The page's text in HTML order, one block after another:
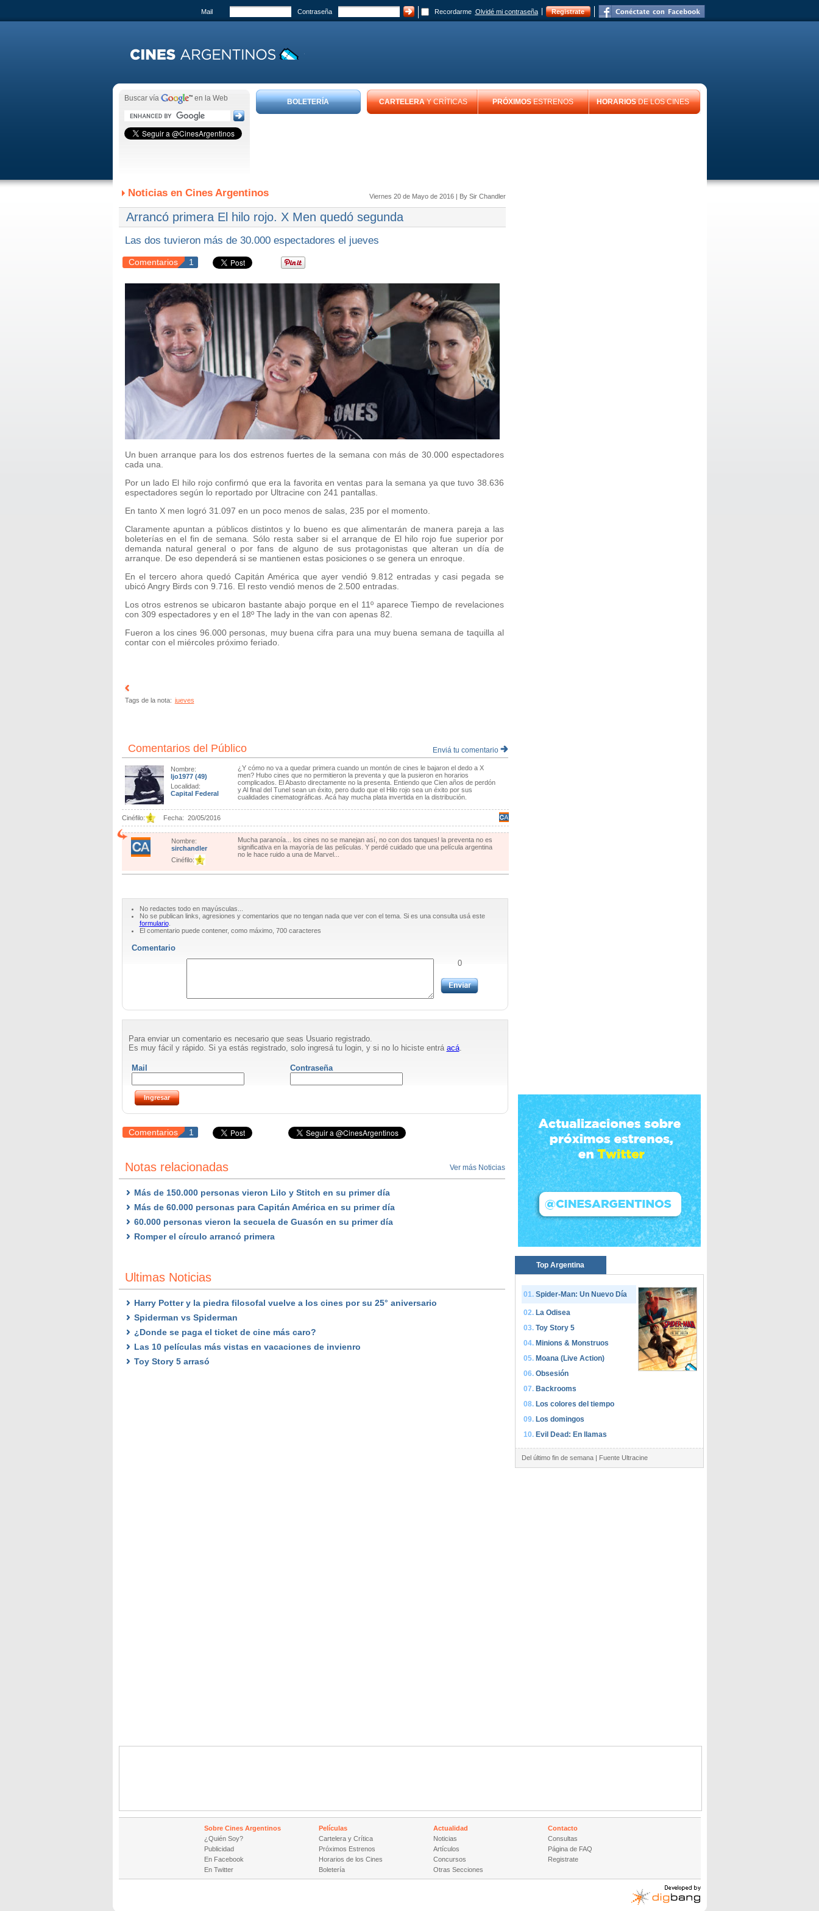
Mail Contraseña Recordarme Olvidé mi contraseña Registrate
Buscar vía en la Web BOLETERÍA CARTELERAY CRÍTICAS PRÓXIMOSESTRENOS HORARIOSDE LOS CINES
Viernes 20 de Mayo de 2016 | By Sir Chandler
Noticias en Cines Argentinos
Arrancó primera El hilo rojo. X Men quedó segunda
Las dos tuvieron más de 30.000 espectadores el jueves
Comentarios 1
Un buen arranque para los dos estrenos fuertes de la semana con más de 30.000 espectadores
cada una.
Por un lado El hilo rojo confirmó que era la favorita en ventas para la semana ya que tuvo 38.636
espectadores según lo reportado por Ultracine con 241 pantallas.
En tanto X men logró 31.097 en un poco menos de salas, 235 por el momento.
Claramente apuntan a públicos distintos y lo bueno es que alimentarán de manera pareja a las
boleterías en el fin de semana. Sólo resta saber si el arranque de El hilo rojo fue superior por
demanda natural general o por fans de alguno de sus protagonistas que alteran un día de
arranque. De eso dependerá si se mantienen estas posiciones o se genera un enroque.
En el tercero ahora quedó Capitán América que ayer vendió 9.812 entradas y casi pegada se
ubicó Angry Birds con 9.716. El resto vendió menos de 2.500 entradas.
Los otros estrenos se ubicaron bastante abajo porque en el 11º aparece Tiempo de revelaciones
con 309 espectadores y en el 18º The lady in the van con apenas 82.
Fueron a los cines 96.000 personas, muy buena cifra para una muy buena semana de taquilla al
contar con el miércoles próximo feriado.
Tags de la nota: jueves
Comentarios del Público Enviá tu comentario
Nombre:
ljo1977 (49)
Localidad:
Capital Federal
¿Y cómo no va a quedar primera cuando un montón de cines le bajaron el dedo a X
men? Hubo cines que no permitieron la preventa y que la pusieron en horarios
complicados. El Abasto directamente no la presenta. Entiendo que Cien años de perdón
y Al final del Tunel sean un éxito, pero dudo que el Hilo rojo sea un éxito por sus
cualidades cinematográficas. Acá hay mucha plata invertida en la distribución.
Cinéfilo: Fecha: 20/05/2016
Nombre:
sirchandler
Cinéfilo:
Mucha paranoía... los cines no se manejan así, no con dos tanques! la preventa no es
significativa en la mayoría de las películas. Y perdé cuidado que una película argentina
no le hace ruido a una de Marvel...
No redactes todo en mayúsculas...
No se publican links, agresiones y comentarios que no tengan nada que ver con el tema. Si es una consulta usá este
formulario.
El comentario puede contener, como máximo, 700 caracteres
Comentario
0
Para enviar un comentario es necesario que seas Usuario registrado.
Es muy fácil y rápido. Si ya estás registrado, solo ingresá tu login, y si no lo hiciste entrá acá.
Mail Contraseña
Comentarios 1
Notas relacionadas Ver más Noticias
Más de 150.000 personas vieron Lilo y Stitch en su primer día
Más de 60.000 personas para Capitán América en su primer día
60.000 personas vieron la secuela de Guasón en su primer día
Romper el círculo arrancó primera
Ultimas Noticias
Harry Potter y la piedra filosofal vuelve a los cines por su 25° aniversario
Spiderman vs Spiderman
¿Donde se paga el ticket de cine más caro?
Las 10 películas más vistas en vacaciones de invienro
Toy Story 5 arrasó
Top Argentina
Spider-Man: Un Nuevo Día
La Odisea
Toy Story 5
Minions & Monstruos
Moana (Live Action)
Obsesión
Backrooms
Los colores del tiempo
Los domingos
Evil Dead: En llamas
Del último fin de semana | Fuente Ultracine
Sobre Cines Argentinos
¿Quién Soy?
Publicidad
En Facebook
En Twitter
Películas
Cartelera y Crítica
Próximos Estrenos
Horarios de los Cines
Boletería
Actualidad
Noticias
Artículos
Concursos
Otras Secciones
Contacto
Consultas
Página de FAQ
Registrate